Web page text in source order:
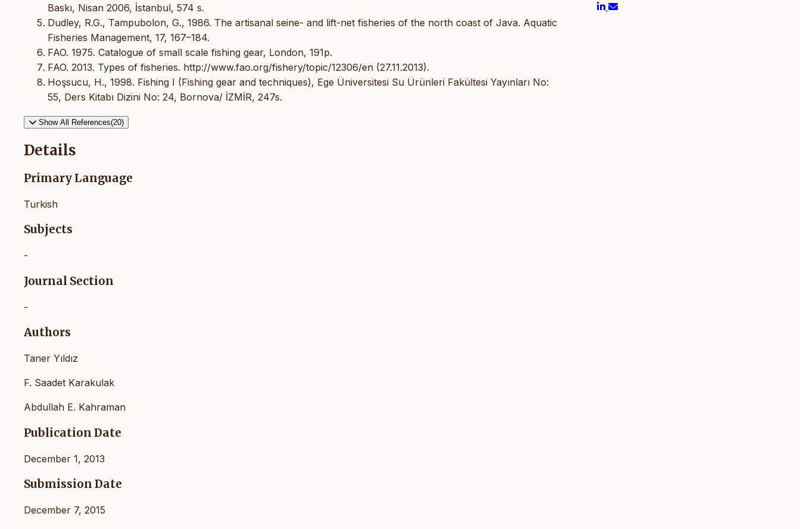
Baskı, Nisan 2006, İstanbul, 574 s.
Dudley, R.G., Tampubolon, G., 1986. The artisanal seine- and lift-net fisheries of the north coast of Java. Aquatic
Fisheries Management, 17, 167–184.
FAO. 1975. Catalogue of small scale fishing gear, London, 191p.
FAO. 2013. Types of fisheries. http://www.fao.org/fishery/topic/12306/en (27.11.2013).
Hoşsucu, H., 1998. Fishing I (Fishing gear and techniques), Ege Üniversitesi Su Ürünleri Fakültesi Yayınları No:
55, Ders Kitabı Dizini No: 24, Bornova/ İZMİR, 247s.
Show All References(20)
Details
Primary Language
Turkish
Subjects
-
Journal Section
-
Authors
Taner Yıldız
F. Saadet Karakulak
Abdullah E. Kahraman
Publication Date
December 1, 2013
Submission Date
December 7, 2015